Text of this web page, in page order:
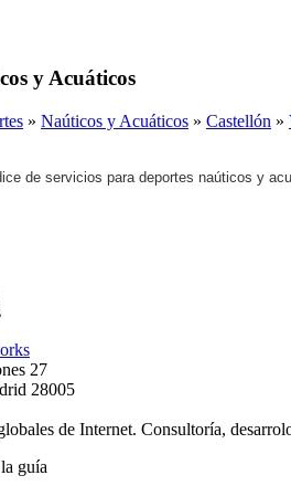
y Acuáticos
» Naúticos y Acuáticos » Castellón »
de servicios para deportes naúticos y
27
28005
de Internet. Consultoría,
guía